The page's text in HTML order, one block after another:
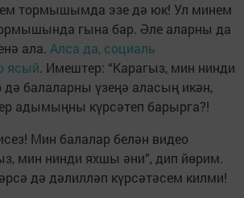
тормышымда эзе дә юк! Ул минем
гына бар. Әле аларны да
ала. Алса да, социаль
ясый. Имештер: “Карагыз, мин нинди
дә балаларны үзеңә аласың икән,
адымыңны күрсәтеп барырга?!
Мин балалар белән видео
мин нинди яхшы әни”, дип йөрим.
дә дәлилләп күрсәтәсем килми!